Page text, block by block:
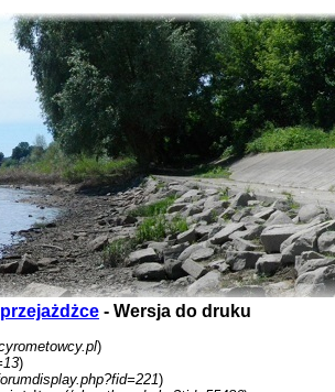
- Wersja do druku
)
)
)